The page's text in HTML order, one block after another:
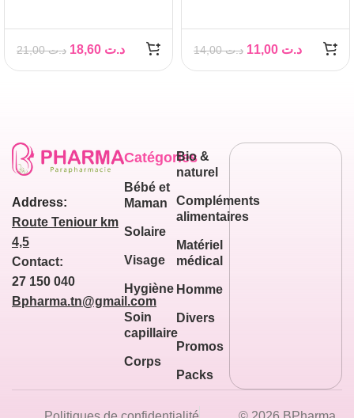
د.ت21,00 د.ت د.ت14,00 د.ت
Address:
Route Teniour km
4,5
Contact:
27 150 040
Bpharma.tn@gmail.com
Catégories
Bébé et
Maman
Solaire
Visage
Hygiène
Soin
capillaire
Corps
Bio &
naturel
Compléments
alimentaires
Matériel
médical
Homme
Divers
Promos
Packs